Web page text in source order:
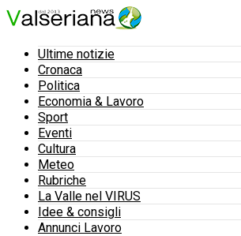
Ultime notizie
Cronaca
Politica
Economia & Lavoro
Sport
Eventi
Cultura
Meteo
Rubriche
La Valle nel VIRUS
Idee & consigli
Annunci Lavoro